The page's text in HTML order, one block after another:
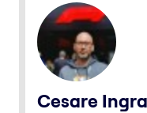
Cesare